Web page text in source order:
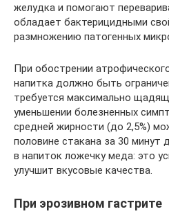
желудка и помогают
обладает бактерицидными
размножению патогенных
При обострении
напитка должно быть
требуется максимально
уменьшении болезненных
средней жирности (до 2,5%)
половине стакана за 30
в напиток ложечку меда: это
улучшит вкусовые качества.
При эрозивном гастрите